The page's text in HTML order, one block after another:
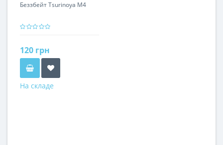
Беззбейт Tsurinoya M4
120 грн
На складе